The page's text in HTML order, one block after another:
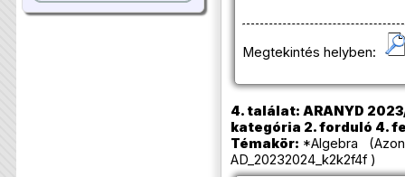
Megtekintés helyben:
4. találat: ARANYD
kategória 2. forduló 4.
Témakör: *Algebra
AD_20232024_k2k2f4f )